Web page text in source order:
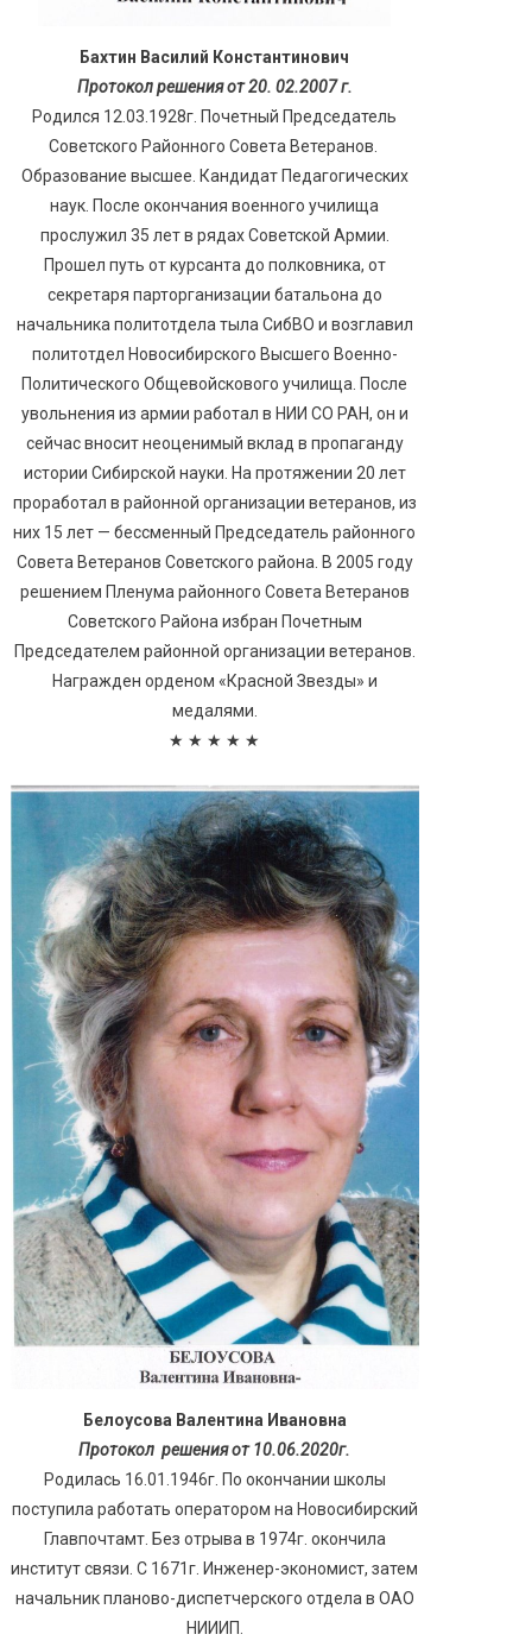
Бахтин Василий Константинович
Протокол решения от 20. 02.2007 г.
Родился 12.03.1928г. Почетный Председатель
Советского Районного Совета Ветеранов.
Образование высшее. Кандидат Педагогических
наук. После окончания военного училища
прослужил 35 лет в рядах Советской Армии.
Прошел путь от курсанта до полковника, от
секретаря парторганизации батальона до
начальника политотдела тыла СибВО и возглавил
политотдел Новосибирского Высшего Военно-
Политического Общевойскового училища. После
увольнения из армии работал в НИИ СО РАН, он и
сейчас вносит неоценимый вклад в пропаганду
истории Сибирской науки. На протяжении 20 лет
проработал в районной организации ветеранов, из
них 15 лет — бессменный Председатель районного
Совета Ветеранов Советского района. В 2005 году
решением Пленума районного Совета Ветеранов
Советского Района избран Почетным
Председателем районной организации ветеранов.
Награжден орденом «Красной Звезды» и
медалями.
★ ★ ★ ★ ★
Белоусова Валентина Ивановна
Протокол решения от 10.06.2020г.
Родилась 16.01.1946г. По окончании школы
поступила работать оператором на Новосибирский
Главпочтамт. Без отрыва в 1974г. окончила
институт связи. С 1671г. Инженер-экономист, затем
начальник планово-диспетчерского отдела в ОАО
НИИИП.